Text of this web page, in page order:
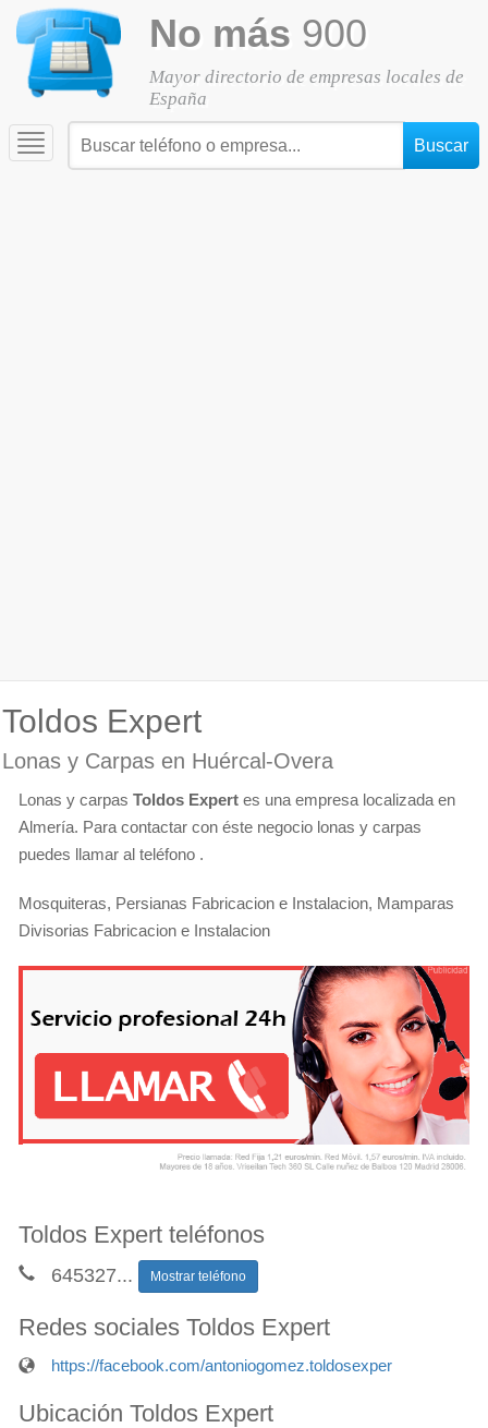
No más 900
Mayor directorio de empresas locales de
España
Toggle
navigation
Toldos Expert
Lonas y Carpas en Huércal-Overa
Lonas y carpas Toldos Expert es una empresa localizada en
Almería. Para contactar con éste negocio lonas y carpas
puedes llamar al teléfono .
Mosquiteras, Persianas Fabricacion e Instalacion, Mamparas
Divisorias Fabricacion e Instalacion
Toldos Expert teléfonos
645327... Mostrar teléfono
Redes sociales Toldos Expert
https://facebook.com/antoniogomez.toldosexper
Ubicación Toldos Expert